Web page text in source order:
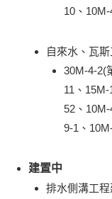
10、
自來水、瓦
30M-4-2(
11、
52、
9-1、
建置中
排水側溝工程